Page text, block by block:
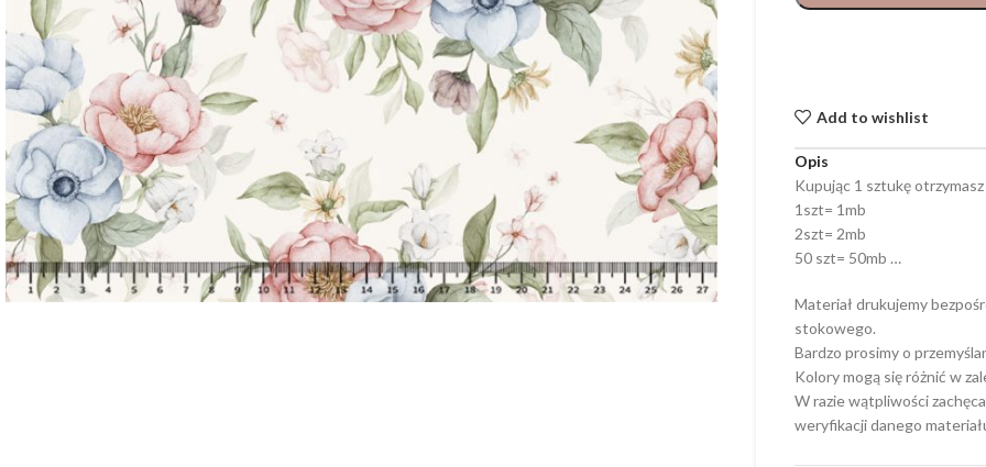
Add to wishlist
Opis
Kupując 1 sztukę otrzymasz
1szt= 1mb
2szt= 2mb
50 szt= 50mb …
Materiał drukujemy
stokowego.
Bardzo prosimy o
Kolory mogą się różnić w
W razie wątpliwości
weryfikacji danego